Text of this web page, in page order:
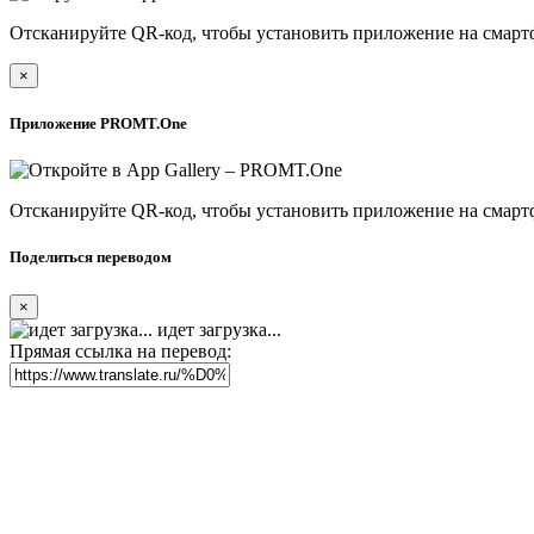
Отсканируйте QR-код, чтобы установить приложение на
×
Приложение PROMT.One
Отсканируйте QR-код, чтобы установить приложение на
Поделиться переводом
×
идет загрузка...
Прямая ссылка на перевод: